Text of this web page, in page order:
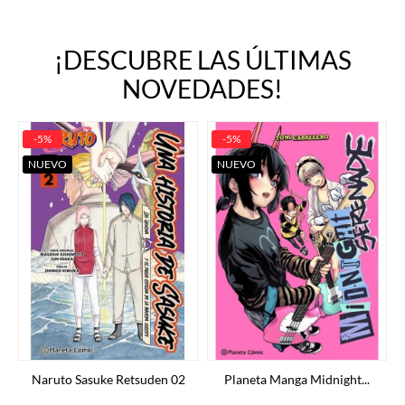
¡DESCUBRE LAS ÚLTIMAS
NOVEDADES!
Naruto Sasuke Retsuden 02
-5%
NUEVO
Planeta Manga Midnight...
-5%
NUEVO